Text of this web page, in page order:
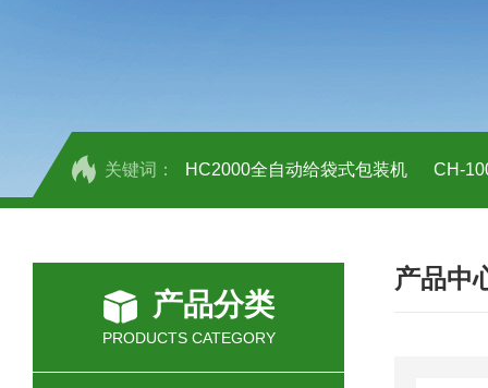
关键词： HC2000全自动给袋式包装机 CH-
产品中
产品分类
PRODUCTS CATEGORY